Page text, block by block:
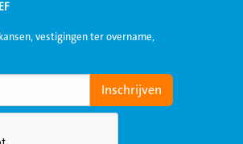
vestigingen ter overname,